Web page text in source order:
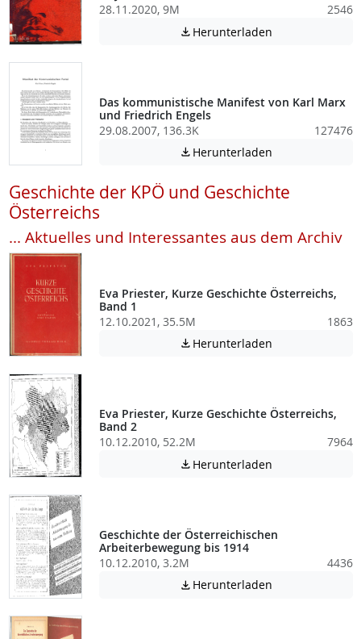
28.11.2020, 9M
2546
 Herunterladen
Das kommunistische Manifest von Karl Marx
und Friedrich Engels
29.08.2007, 136.3K
127476
 Herunterladen
Geschichte der KPÖ und Geschichte
Österreichs
... Aktuelles und Interessantes aus dem Archiv
Eva Priester, Kurze Geschichte Österreichs,
Band 1
12.10.2021, 35.5M
1863
 Herunterladen
Eva Priester, Kurze Geschichte Österreichs,
Band 2
10.12.2010, 52.2M
7964
 Herunterladen
Geschichte der Österreichischen
Arbeiterbewegung bis 1914
10.12.2010, 3.2M
4436
 Herunterladen